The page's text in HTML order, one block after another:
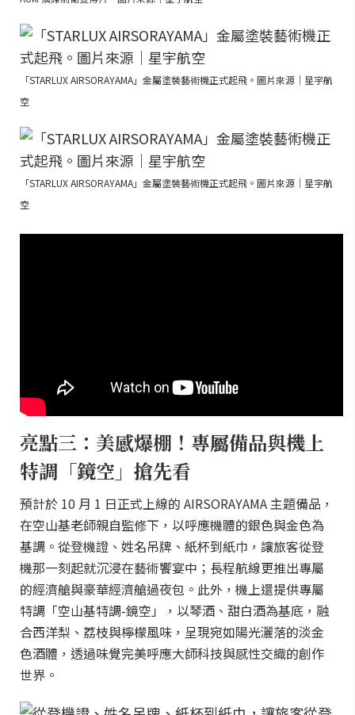
「STARLUX AIRSORAYAMA」金屬塗裝藝術機正式起飛。圖片來源｜星宇航
空
「STARLUX AIRSORAYAMA」金屬塗裝藝術機正式起飛。圖片來源｜星宇航
空
亮點三：美感爆棚！專屬備品與機上
特調「鏡空」搶先看
預計於 10 月 1 日正式上線的 AIRSORAYAMA 主題備品，
在空山基老師親自監修下，以呼應機體的銀色與金色為
基調。從登機證、姓名吊牌、紙杯到紙巾，讓旅客從登
機那一刻起就沉浸在藝術饗宴中；長程航線更推出專屬
的經濟艙與豪華經濟艙過夜包。此外，機上還提供專屬
特調「空山基特調-鏡空」，以琴酒、甜白酒為基底，融
合西洋梨、荔枝與檸檬風味，呈現宛如陽光灑落的淡金
色酒體，透過味覺完美呼應大師科技與感性交織的創作
世界。